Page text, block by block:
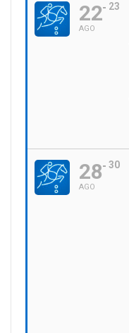
22
AGO
23
28
AGO
30